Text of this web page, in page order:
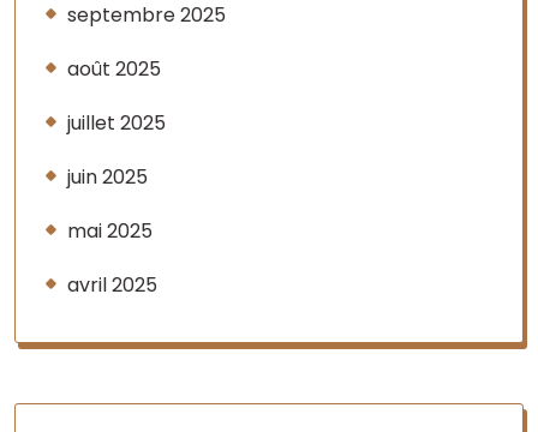
septembre 2025
août 2025
juillet 2025
juin 2025
mai 2025
avril 2025